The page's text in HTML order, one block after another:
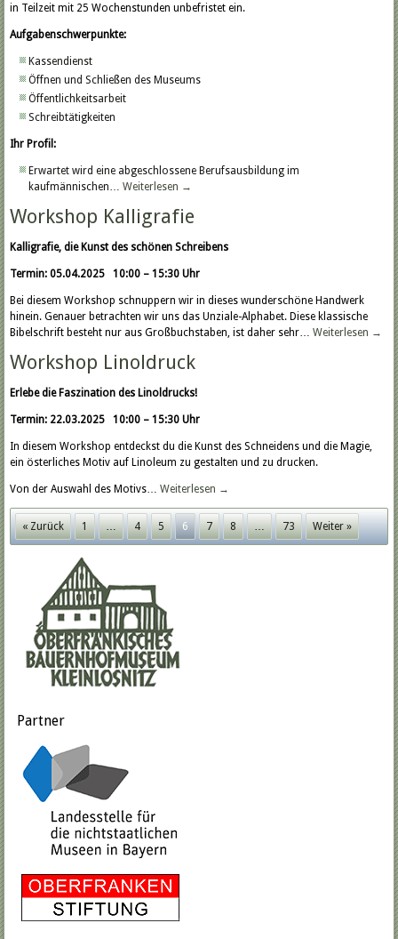
in Teilzeit mit 25 Wochenstunden unbefristet ein.
Aufgabenschwerpunkte:
Kassendienst
Öffnen und Schließen des Museums
Öffentlichkeitsarbeit
Schreibtätigkeiten
Ihr Profil:
Erwartet wird eine abgeschlossene Berufsausbildung im
kaufmännischen…Weiterlesen →
Workshop Kalligrafie
Kalligrafie, die Kunst des schönen Schreibens
Termin: 05.04.2025 10:00 – 15:30 Uhr
Bei diesem Workshop schnuppern wir in dieses wunderschöne Handwerk
hinein. Genauer betrachten wir uns das Unziale-Alphabet. Diese klassische
Bibelschrift besteht nur aus Großbuchstaben, ist daher sehr…Weiterlesen →
Workshop Linoldruck
Erlebe die Faszination des Linoldrucks!
Termin: 22.03.2025 10:00 – 15:30 Uhr
In diesem Workshop entdeckst du die Kunst des Schneidens und die Magie,
ein österliches Motiv auf Linoleum zu gestalten und zu drucken.
Von der Auswahl des Motivs…Weiterlesen →
« Zurück 1 … 4 5 6 7 8 … 73 Weiter »
Partner